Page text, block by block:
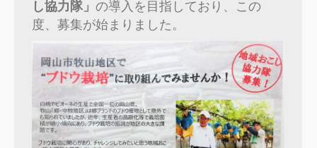
し協力隊」 の導入を目指しており、この
度、募集が始まりました。